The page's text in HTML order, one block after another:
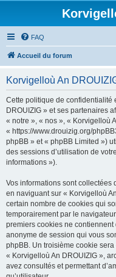
FAQ
Accueil du forum
Korvigelloù An
Cette politique de confidentialité
DROUIZIG » et ses partenaires
« notre », « nos », « Korvigelloù
« https://www.drouizig.org/
phpBB » et « phpBB Limited »)
des sessions d’utilisation de
informations »).
Vos informations sont collectées
en naviguant sur « Korvigelloù
certain nombre de cookies qui
temporairement par le
premiers cookies ne
anonyme de session qui vous
phpBB. Un troisième cookie
« Korvigelloù An DROUIZIG »,
avez consultés et permettant